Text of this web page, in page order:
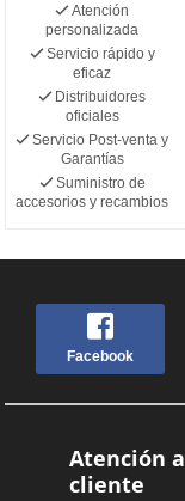
Atención
personalizada
Servicio rápido y
eficaz
Distribuidores
oficiales
Servicio Post-venta y
Garantías
Suministro de
accesorios y recambios
Facebook
Atención
cliente